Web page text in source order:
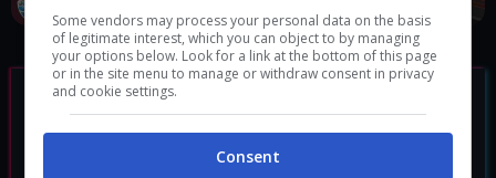
Some vendors may process your personal data on the basis
of legitimate interest, which you can object to by managing
your options below. Look for a link at the bottom of this page
or in the site menu to manage or withdraw consent in privacy
and cookie settings.
Consent